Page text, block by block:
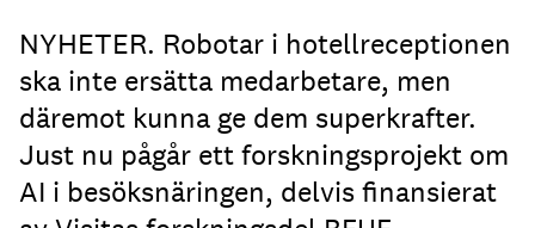
NYHETER. Robotar i hotellreceptionen
ska inte ersätta medarbetare, men
däremot kunna ge dem superkrafter.
Just nu pågår ett forskningsprojekt om
AI i besöksnäringen, delvis finansierat